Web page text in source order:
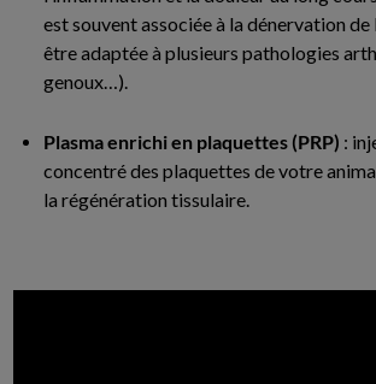
est souvent associée à la dénervation de
être adaptée à plusieurs pathologies
genoux…).
Plasma enrichi en plaquettes (PRP) :
concentré des plaquettes de votre
la régénération tissulaire.